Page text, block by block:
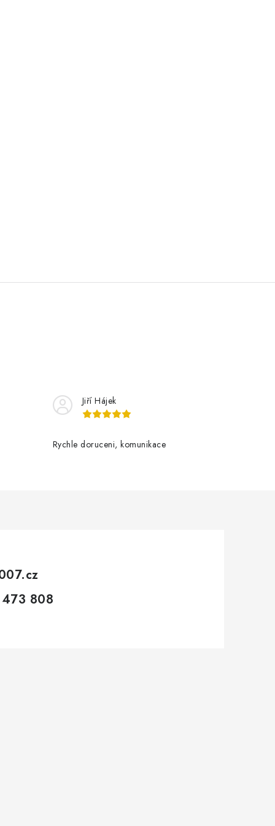
Jiří Hájek
Rychle doruceni, komunikace
808